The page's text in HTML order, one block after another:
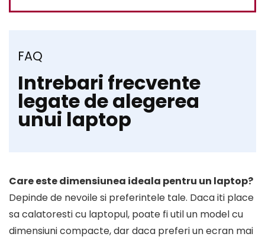
FAQ
Intrebari frecvente
legate de alegerea
unui laptop
Care este dimensiunea ideala pentru un laptop?
Depinde de nevoile si preferintele tale. Daca iti place
sa calatoresti cu laptopul, poate fi util un model cu
dimensiuni compacte, dar daca preferi un ecran mai